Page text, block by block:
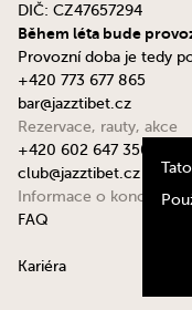
DIČ: CZ47657294
Během léta bude
Provozní doba je tedy
+420 773 677 865
bar@jazztibet.cz
Rezervace, rauty, akce
+420 602 647 350
club@jazztibet.cz
Informace o koncertech
FAQ
Kariéra